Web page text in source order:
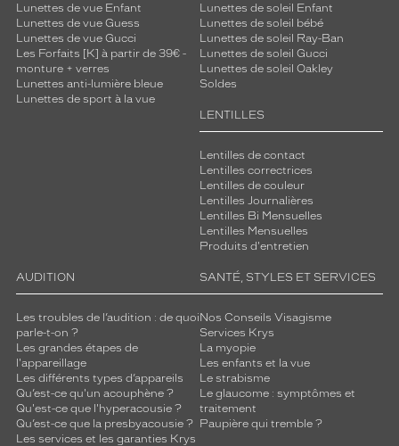
Lunettes de vue Enfant
Lunettes de vue Guess
Lunettes de vue Gucci
Les Forfaits [K] à partir de 39€ -
monture + verres
Lunettes anti-lumière bleue
Lunettes de sport à la vue
Lunettes de soleil Enfant
Lunettes de soleil bébé
Lunettes de soleil Ray-Ban
Lunettes de soleil Gucci
Lunettes de soleil Oakley
Soldes
LENTILLES
Lentilles de contact
Lentilles correctrices
Lentilles de couleur
Lentilles Journalières
Lentilles Bi Mensuelles
Lentilles Mensuelles
Produits d'entretien
AUDITION
Les troubles de l’audition : de quoi
parle-t-on ?
Les grandes étapes de
l'appareillage
Les différents types d’appareils
Qu’est-ce qu'un acouphène ?
Qu'est-ce que l'hyperacousie ?
Qu’est-ce que la presbyacousie ?
Les services et les garanties Krys
SANTÉ, STYLES ET SERVICES
Nos Conseils Visagisme
Services Krys
La myopie
Les enfants et la vue
Le strabisme
Le glaucome : symptômes et
traitement
Paupière qui tremble ?